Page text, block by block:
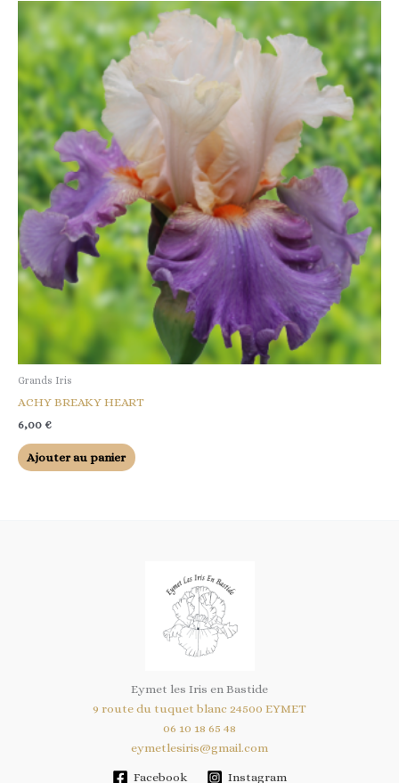
Grands Iris
ACHY BREAKY HEART
6,00 €
Ajouter au panier
Eymet les Iris en Bastide
9 route du tuquet blanc 24500 EYMET
06 10 18 65 48
eymetlesiris@gmail.com
Facebook Instagram